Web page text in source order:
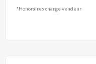
*Honoraires charge vendeur